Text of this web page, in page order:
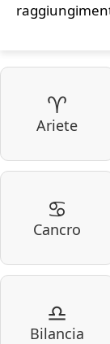
♈
Ariete
♋
Cancro
♎
Bilancia